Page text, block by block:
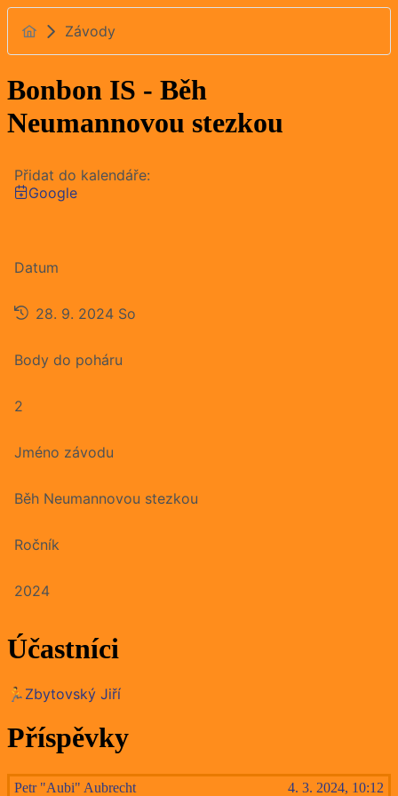
Závody
Bonbon IS - Běh
Neumannovou stezkou
Přidat do kalendáře:
Google
Datum
28. 9. 2024 So
Body do poháru
2
Jméno závodu
Běh Neumannovou stezkou
Ročník
2024
Účastníci
🏃Zbytovský Jiří
Příspěvky
Petr "Aubi" Aubrecht 4. 3. 2024, 10:12